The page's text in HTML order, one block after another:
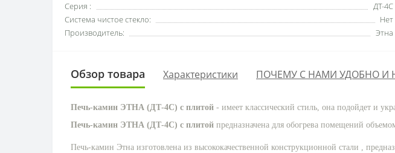
Серия :
ДТ-4С
Система чистое стекло:
Нет
Производитель:
Этна
Обзор товара Характеристики ПОЧЕМУ С НАМИ УДОБНО И
Печь-камин ЭТНА (ДТ-4С) с плитой - имеет классический стиль, она подойдет и
Печь-камин ЭТНА (ДТ-4С) с плитой предназначена для обогрева помещений
Печь-камин Этна изготовлена из высококачественной конструкционной стали ,